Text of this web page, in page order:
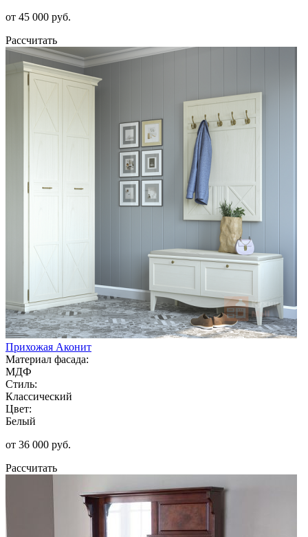
от 45 000 руб.
Рассчитать
Прихожая Аконит
Материал фасада:
МДФ
Стиль:
Классический
Цвет:
Белый
от 36 000 руб.
Рассчитать